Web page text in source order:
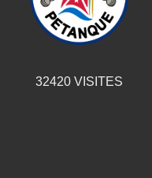
32420VISITES